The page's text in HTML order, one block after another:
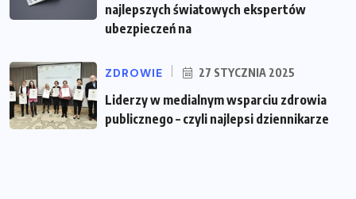
najlepszych światowych ekspertów
ubezpieczeń na
ZDROWIE 27 STYCZNIA 2025
Liderzy w medialnym wsparciu zdrowia
publicznego – czyli najlepsi dziennikarze